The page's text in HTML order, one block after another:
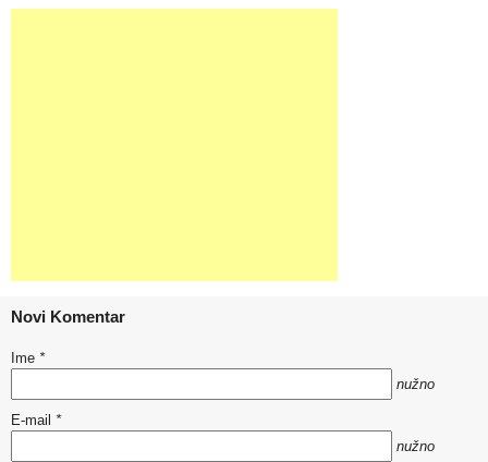
Novi Komentar
Ime *
nužno
E-mail *
nužno